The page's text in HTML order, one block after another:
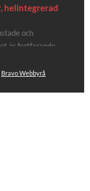
helintegrerad
och
är fortfarande
Bravo Webbyrå